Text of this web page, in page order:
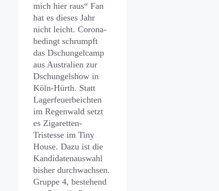
mich hier raus“ Fan
hat es dieses Jahr
nicht leicht. Corona-
bedingt schrumpft
das Dschungelcamp
aus Australien zur
Dschungelshow in
Köln-Hürth. Statt
Lagerfeuerbeichten
im Regenwald setzt
es Zigaretten-
Tristesse im Tiny
House. Dazu ist die
Kandidatenauswahl
bisher durchwachsen.
Gruppe 4, bestehend